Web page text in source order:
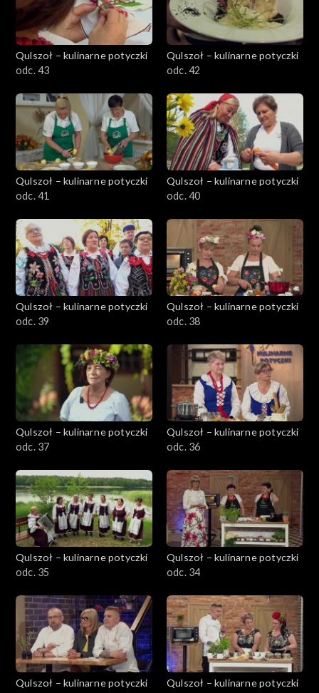
Qulszoł – kulinarne potyczki
odc. 43
Qulszoł – kulinarne potyczki
odc. 42
Qulszoł – kulinarne potyczki
odc. 41
Qulszoł – kulinarne potyczki
odc. 40
Qulszoł – kulinarne potyczki
odc. 39
Qulszoł – kulinarne potyczki
odc. 38
Qulszoł – kulinarne potyczki
odc. 37
Qulszoł – kulinarne potyczki
odc. 36
Qulszoł – kulinarne potyczki
odc. 35
Qulszoł – kulinarne potyczki
odc. 34
Qulszoł – kulinarne potyczki
Qulszoł – kulinarne potyczki